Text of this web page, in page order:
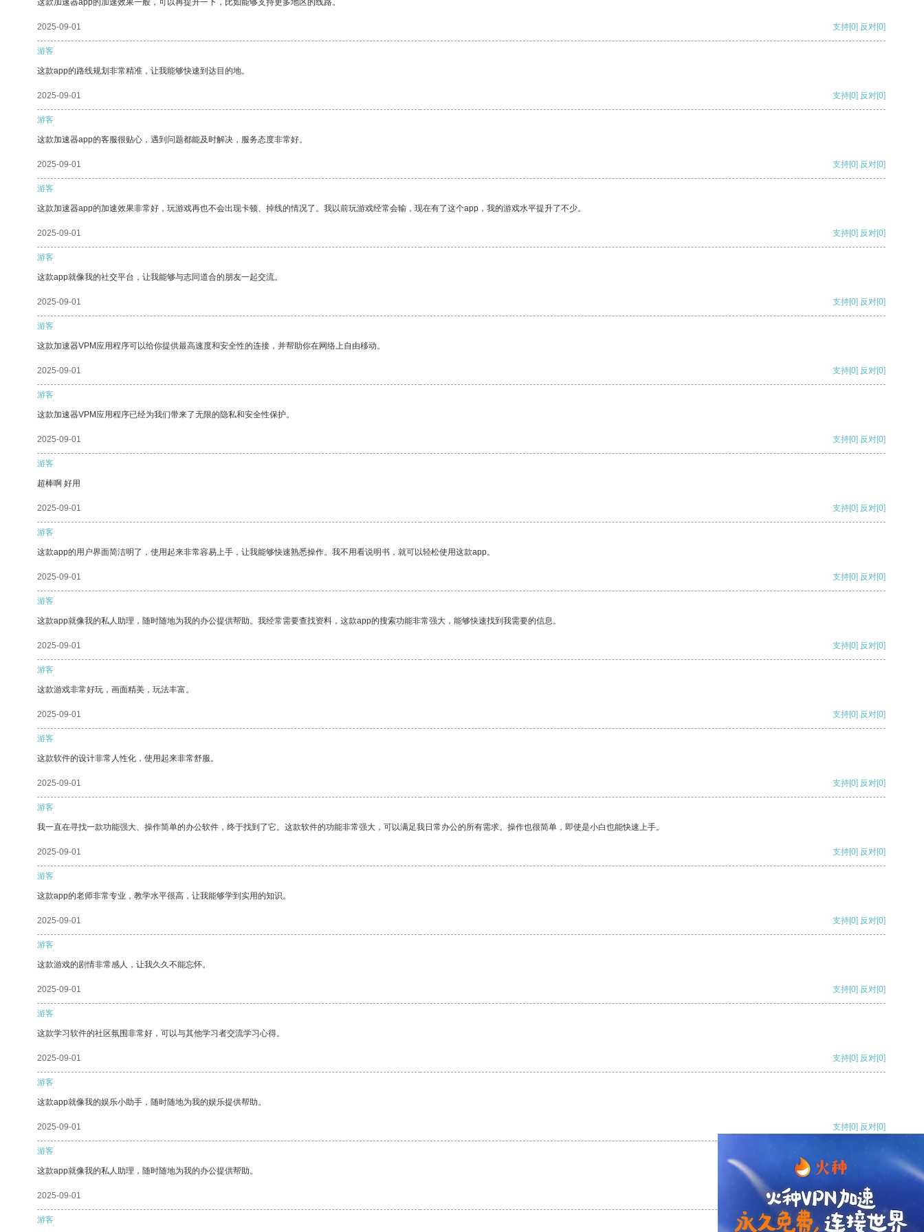
这款加速器app的加速效果一般，可以再提升一下，比如能够支持更多地区的线路。
2025-09-01 支持[0] 反对[0]
游客
这款app的路线规划非常精准，让我能够快速到达目的地。
2025-09-01 支持[0] 反对[0]
游客
这款加速器app的客服很贴心，遇到问题都能及时解决，服务态度非常好。
2025-09-01 支持[0] 反对[0]
游客
这款加速器app的加速效果非常好，玩游戏再也不会出现卡顿、掉线的情况了。我以前玩游戏经常会输，现在有了这个app，我的游戏水平提升了不少。
2025-09-01 支持[0] 反对[0]
游客
这款app就像我的社交平台，让我能够与志同道合的朋友一起交流。
2025-09-01 支持[0] 反对[0]
游客
这款加速器VPM应用程序可以给你提供最高速度和安全性的连接，并帮助你在网络上自由移动。
2025-09-01 支持[0] 反对[0]
游客
这款加速器VPM应用程序已经为我们带来了无限的隐私和安全性保护。
2025-09-01 支持[0] 反对[0]
游客
超棒啊 好用
2025-09-01 支持[0] 反对[0]
游客
这款app的用户界面简洁明了，使用起来非常容易上手，让我能够快速熟悉操作。我不用看说明书，就可以轻松使用这款app。
2025-09-01 支持[0] 反对[0]
游客
这款app就像我的私人助理，随时随地为我的办公提供帮助。我经常需要查找资料，这款app的搜索功能非常强大，能够快速找到我需要的信息。
2025-09-01 支持[0] 反对[0]
游客
这款游戏非常好玩，画面精美，玩法丰富。
2025-09-01 支持[0] 反对[0]
游客
这款软件的设计非常人性化，使用起来非常舒服。
2025-09-01 支持[0] 反对[0]
游客
我一直在寻找一款功能强大、操作简单的办公软件，终于找到了它。这款软件的功能非常强大，可以满足我日常办公的所有需求。操作也很简单，即使是小白也能快速上手。
2025-09-01 支持[0] 反对[0]
游客
这款app的老师非常专业，教学水平很高，让我能够学到实用的知识。
2025-09-01 支持[0] 反对[0]
游客
这款游戏的剧情非常感人，让我久久不能忘怀。
2025-09-01 支持[0] 反对[0]
游客
这款学习软件的社区氛围非常好，可以与其他学习者交流学习心得。
2025-09-01 支持[0] 反对[0]
游客
这款app就像我的娱乐小助手，随时随地为我的娱乐提供帮助。
2025-09-01 支持[0] 反对[0]
游客
这款app就像我的私人助理，随时随地为我的办公提供帮助。
2025-09-01 支持[0] 反对
游客